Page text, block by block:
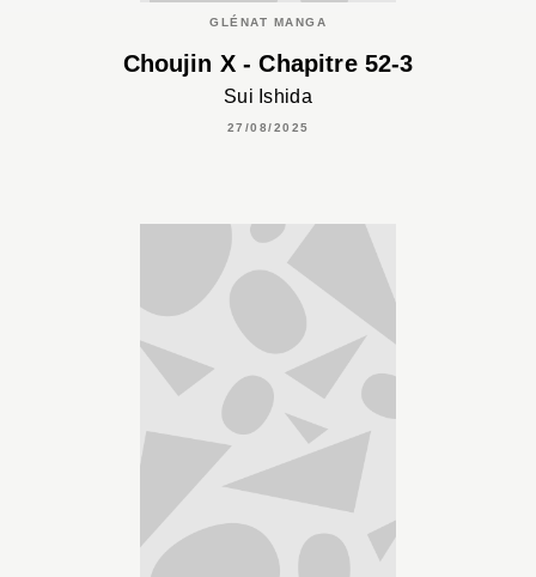
GLÉNAT MANGA
Choujin X - Chapitre 52-3
Sui Ishida
27/08/2025